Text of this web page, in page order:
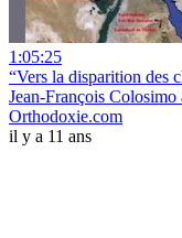
1:05:25
“Vers la disparition des
Jean-François
Orthodoxie.com
il y a 11 ans